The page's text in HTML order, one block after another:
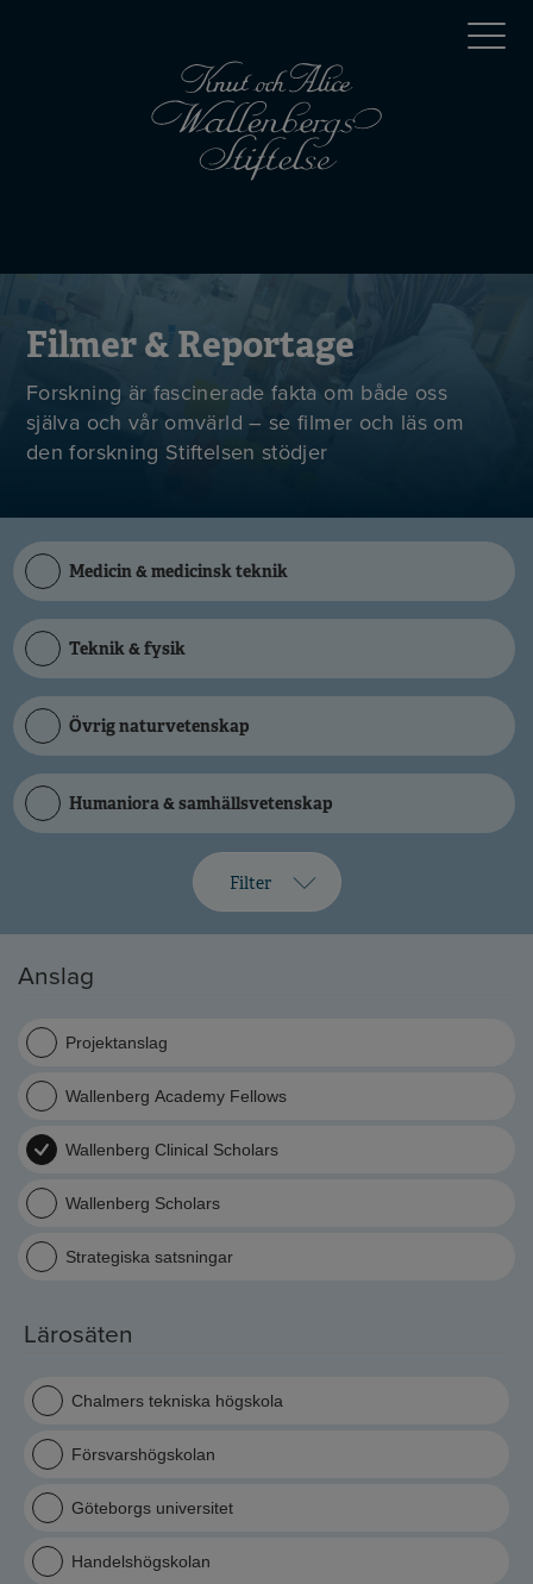
menu
Filmer & Reportage
Forskning är fascinerade fakta om både oss
själva och vår omvärld – se filmer och läs om
den forskning Stiftelsen stödjer
Medicin & medicinsk teknik
Teknik & fysik
Övrig naturvetenskap
Humaniora & samhällsvetenskap
Filter
Anslag
Projektanslag
Wallenberg Academy Fellows
Wallenberg Clinical Scholars
Wallenberg Scholars
Strategiska satsningar
Lärosäten
Chalmers tekniska högskola
Försvarshögskolan
Göteborgs universitet
Handelshögskolan